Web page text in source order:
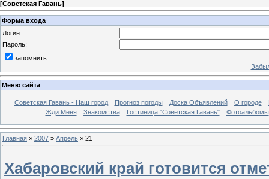
[Советская Гавань]
Форма входа
Логин:
Пароль:
запомнить
Меню сайта
Советская Гавань - Наш город Прогноз погоды Доска Объявлений О городе
Жди Меня
Знакомства Гостиница "Советская Гавань" Фотоальбомы
Главная » 2007 » Апрель » 21
Хабаровский край готовится